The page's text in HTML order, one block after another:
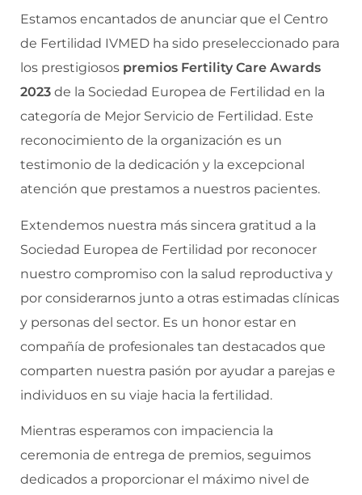
Estamos encantados de anunciar que el Centro
de Fertilidad IVMED ha sido preseleccionado para
los prestigiosos premios Fertility Care Awards
2023 de la Sociedad Europea de Fertilidad en la
categoría de Mejor Servicio de Fertilidad. Este
reconocimiento de la organización es un
testimonio de la dedicación y la excepcional
atención que prestamos a nuestros pacientes.
Extendemos nuestra más sincera gratitud a la
Sociedad Europea de Fertilidad por reconocer
nuestro compromiso con la salud reproductiva y
por considerarnos junto a otras estimadas clínicas
y personas del sector. Es un honor estar en
compañía de profesionales tan destacados que
comparten nuestra pasión por ayudar a parejas e
individuos en su viaje hacia la fertilidad.
Mientras esperamos con impaciencia la
ceremonia de entrega de premios, seguimos
dedicados a proporcionar el máximo nivel de